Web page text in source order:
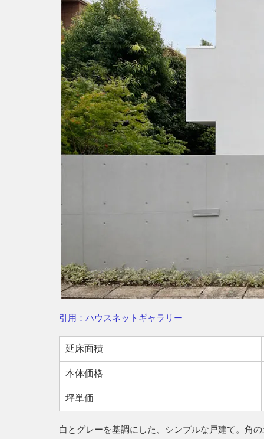
引用：ハウスネットギャラリー
延床面積
本体価格
坪単価
白とグレーを基調にした、シンプルな戸建て。角